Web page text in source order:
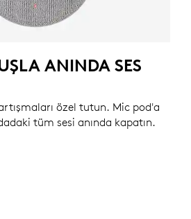
ANINDA SES
özel tutun. Mic pod'a
tüm sesi anında kapatın.